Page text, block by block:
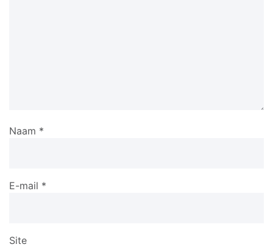
Naam *
E-mail *
Site